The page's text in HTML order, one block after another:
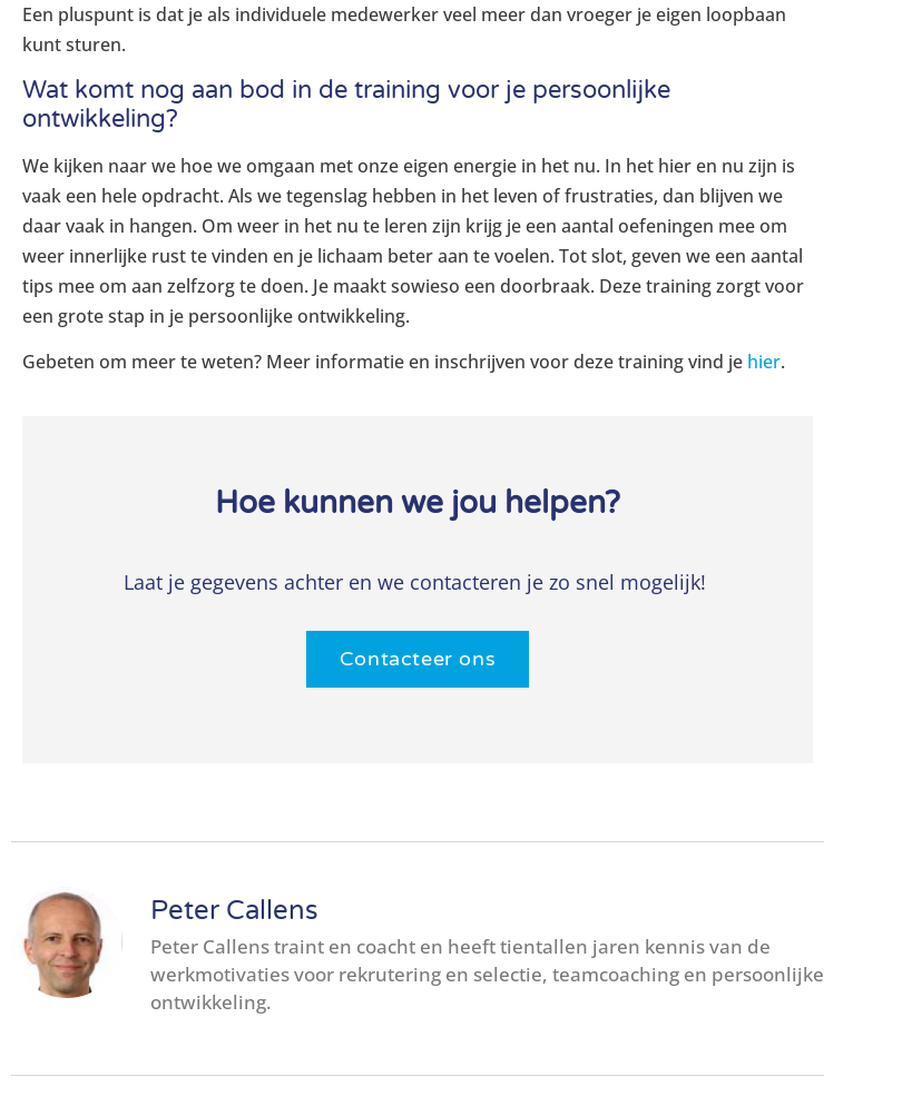
Een pluspunt is dat je als individuele medewerker veel meer dan vroeger je eigen loopbaan
kunt sturen.
Wat komt nog aan bod in de training voor je persoonlijke
ontwikkeling?
We kijken naar we hoe we omgaan met onze eigen energie in het nu. In het hier en nu zijn is
vaak een hele opdracht. Als we tegenslag hebben in het leven of frustraties, dan blijven we
daar vaak in hangen. Om weer in het nu te leren zijn krijg je een aantal oefeningen mee om
weer innerlijke rust te vinden en je lichaam beter aan te voelen. Tot slot, geven we een aantal
tips mee om aan zelfzorg te doen. Je maakt sowieso een doorbraak. Deze training zorgt voor
een grote stap in je persoonlijke ontwikkeling.
Gebeten om meer te weten? Meer informatie en inschrijven voor deze training vind je hier.
Hoe kunnen we jou helpen?
Laat je gegevens achter en we contacteren je zo snel mogelijk!
Contacteer ons
Peter Callens
Peter Callens traint en coacht en heeft tientallen jaren kennis van de
werkmotivaties voor rekrutering en selectie, teamcoaching en persoonlijke
ontwikkeling.